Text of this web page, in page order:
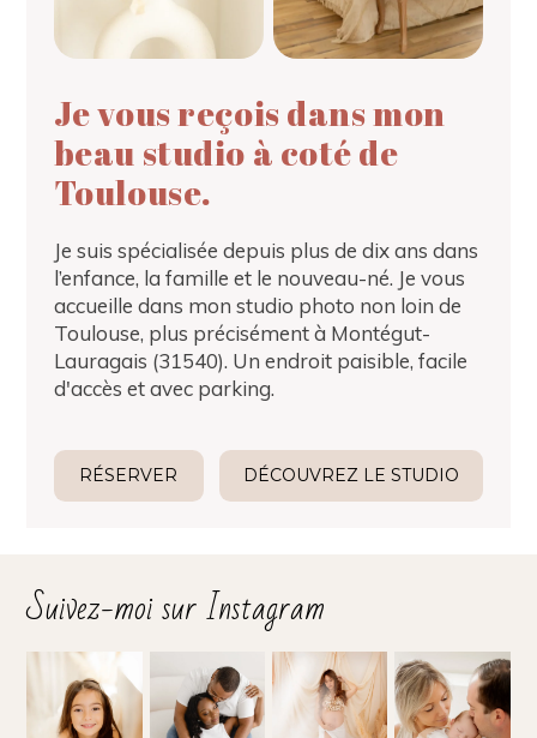
Je vous reçois dans mon
beau studio à coté de
Toulouse.
Je suis spécialisée depuis plus de dix ans dans
l’enfance, la famille et le nouveau-né. Je vous
accueille dans mon studio photo non loin de
Toulouse, plus précisément à Montégut-
Lauragais (31540). Un endroit paisible, facile
d'accès et avec parking.
RÉSERVER DÉCOUVREZ LE STUDIO
Suivez-moi sur Instagram